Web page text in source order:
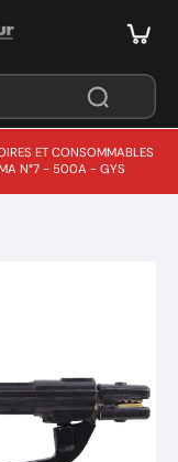
ET CONSOMMABLES
N°7 - 500A - GYS